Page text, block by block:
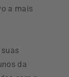
a mais
da